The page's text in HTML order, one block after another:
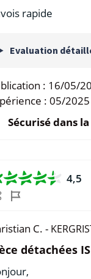
rapide
Evaluation
: 16/05/
: 05/2025
Sécurisé dans
4,5
C. -
détachées